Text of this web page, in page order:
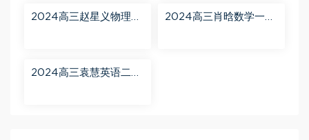
2024高三赵星义物理二
2024高三肖晗数学一轮
2024高三袁慧英语二轮